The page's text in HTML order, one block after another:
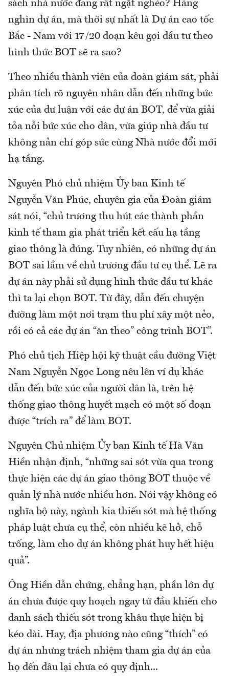
sách nhà nước đang rất ngặt nghèo? Hàng
nghìn dự án, mà thời sự nhất là Dự án cao tốc
Bắc - Nam với 17/20 đoạn kêu gọi đầu tư theo
hình thức BOT sẽ ra sao?
Theo nhiều thành viên của đoàn giám sát, phải
phân tích rõ nguyên nhân dẫn đến những bức
xúc của dư luận với các dự án BOT, để vừa giải
tỏa nỗi bức xúc cho dân, vừa giúp nhà đầu tư
không nản chí góp sức cùng Nhà nước đổi mới
hạ tầng.
Nguyên Phó chủ nhiệm Ủy ban Kinh tế
Nguyễn Văn Phúc, chuyên gia của Đoàn giám
sát nói, “chủ trương thu hút các thành phần
kinh tế tham gia phát triển kết cấu hạ tầng
giao thông là đúng. Tuy nhiên, có những dự án
BOT sai lầm về chủ trương đầu tư cụ thể. Lẽ ra
dự án này phải sử dụng hình thức đầu tư khác
thì ta lại chọn BOT. Từ đây, dẫn đến chuyện
đường làm một nơi trạm thu phí xây một nẻo,
rồi có cả các dự án “ăn theo” công trình BOT”.
Phó chủ tịch Hiệp hội kỹ thuật cầu đường Việt
Nam Nguyễn Ngọc Long nêu lên ví dụ khác
dẫn đến bức xúc của người dân là, trên hệ
thống giao thông huyết mạch có một số đoạn
được “trích ra” để làm BOT.
Nguyên Chủ nhiệm Ủy ban Kinh tế Hà Văn
Hiền nhận định, “những sai sót vừa qua trong
thực hiện các dự án giao thông BOT thuộc về
quản lý nhà nước nhiều hơn. Nói vậy không có
nghĩa bộ này, ngành kia thiếu sót mà hệ thống
pháp luật chưa cụ thể, còn nhiều kẽ hở, chỗ
trống, làm cho dự án không phát huy hết hiệu
quả”.
Ông Hiền dẫn chứng, chẳng hạn, phần lớn dự
án chưa được quy hoạch ngay từ đầu khiến cho
danh sách thiếu sót trong khâu thực hiện bị
kéo dài. Hay, địa phương nào cũng “thích” có
dự án nhưng trách nhiệm tham gia dự án của
họ đến đâu lại chưa có quy định...